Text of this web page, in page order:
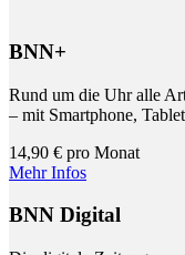
BNN+
Rund um die Uhr alle
– mit Smartphone,
14,90 € pro Monat
Mehr Infos
BNN Digital